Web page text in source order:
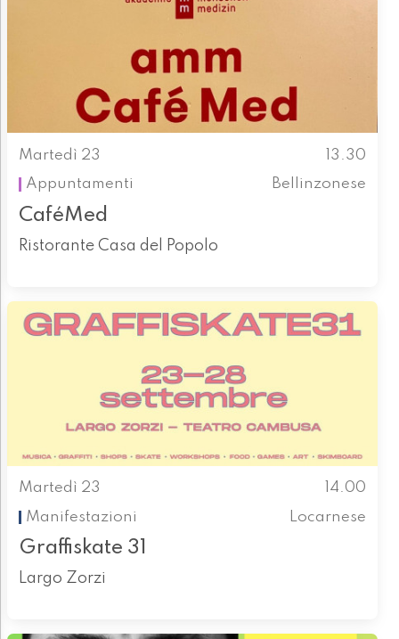
Martedì 23
13.30
Appuntamenti
Bellinzonese
CaféMed
Ristorante Casa del Popolo
Martedì 23
14.00
Manifestazioni
Locarnese
Graffiskate 31
Largo Zorzi